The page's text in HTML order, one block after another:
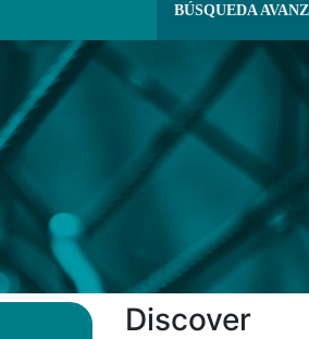
BÚSQUEDA
Discover